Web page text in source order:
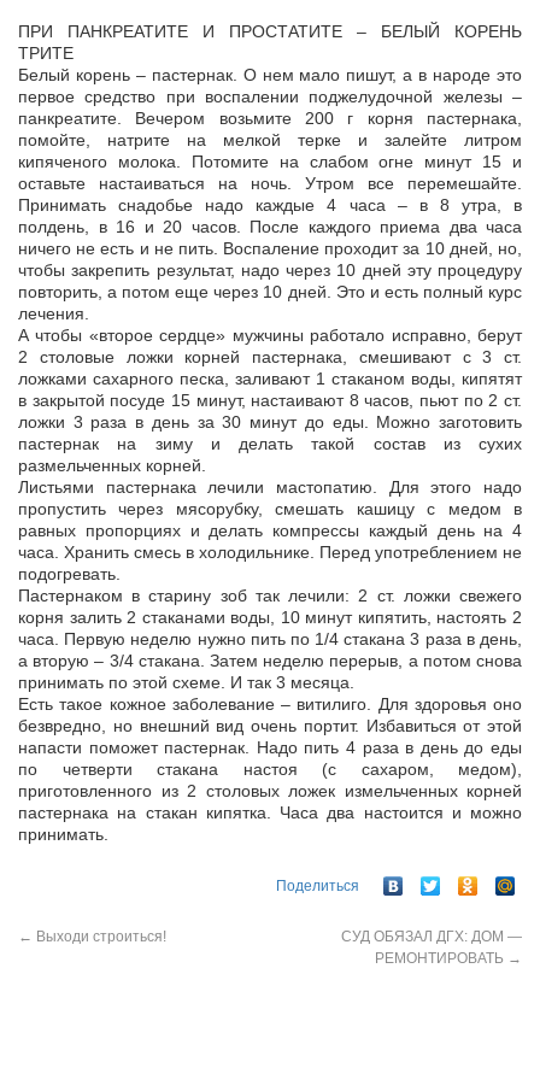
ПРИ ПАНКРЕАТИТЕ И ПРОСТАТИТЕ – БЕЛЫЙ КОРЕНЬ
ТРИТЕ
Белый корень – пастернак. О нем мало пишут, а в народе это
первое средство при воспалении поджелудочной железы –
панкреатите. Вечером возьмите 200 г корня пастернака,
помойте, натрите на мелкой терке и залейте литром
кипяченого молока. Потомите на слабом огне минут 15 и
оставьте настаиваться на ночь. Утром все перемешайте.
Принимать снадобье надо каждые 4 часа – в 8 утра, в
полдень, в 16 и 20 часов. После каждого приема два часа
ничего не есть и не пить. Воспаление проходит за 10 дней, но,
чтобы закрепить результат, надо через 10 дней эту процедуру
повторить, а потом еще через 10 дней. Это и есть полный курс
лечения.
А чтобы «второе сердце» мужчины работало исправно, берут
2 столовые ложки корней пастернака, смешивают с 3 ст.
ложками сахарного песка, заливают 1 стаканом воды, кипятят
в закрытой посуде 15 минут, настаивают 8 часов, пьют по 2 ст.
ложки 3 раза в день за 30 минут до еды. Можно заготовить
пастернак на зиму и делать такой состав из сухих
размельченных корней.
Листьями пастернака лечили мастопатию. Для этого надо
пропустить через мясорубку, смешать кашицу с медом в
равных пропорциях и делать компрессы каждый день на 4
часа. Хранить смесь в холодильнике. Перед употреблением не
подогревать.
Пастернаком в старину зоб так лечили: 2 ст. ложки свежего
корня залить 2 стаканами воды, 10 минут кипятить, настоять 2
часа. Первую неделю нужно пить по 1/4 стакана 3 раза в день,
а вторую – 3/4 стакана. Затем неделю перерыв, а потом снова
принимать по этой схеме. И так 3 месяца.
Есть такое кожное заболевание – витилиго. Для здоровья оно
безвредно, но внешний вид очень портит. Избавиться от этой
напасти поможет пастернак. Надо пить 4 раза в день до еды
по четверти стакана настоя (с сахаром, медом),
приготовленного из 2 столовых ложек измельченных корней
пастернака на стакан кипятка. Часа два настоится и можно
принимать.
Поделиться
← Выходи строиться!
СУД ОБЯЗАЛ ДГХ: ДОМ —
РЕМОНТИРОВАТЬ →